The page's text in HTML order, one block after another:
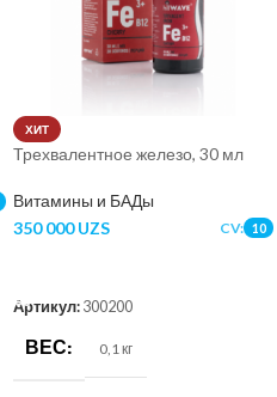
ХИТ
Трехвалентное железо, 30 мл
Витамины и БАДы
350 000UZS CV: 10
Артикул: 300200
ВЕС 0,1 кг